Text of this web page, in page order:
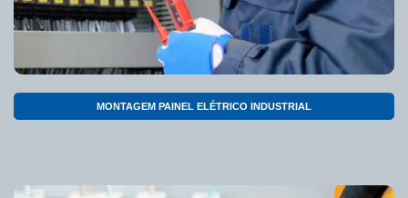
MONTAGEM PAINEL ELÉTRICO INDUSTRIAL